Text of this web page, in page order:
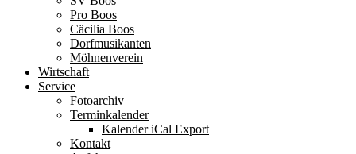
Pro Boos
Cäcilia Boos
Dorfmusikanten
Möhnenverein
Wirtschaft
Service
Fotoarchiv
Terminkalender
Kalender iCal Export
Kontakt